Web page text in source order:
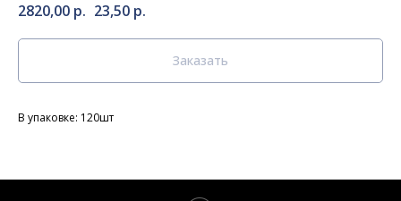
2820,00 р. 23,50 р.
Заказать
В упаковке: 120шт